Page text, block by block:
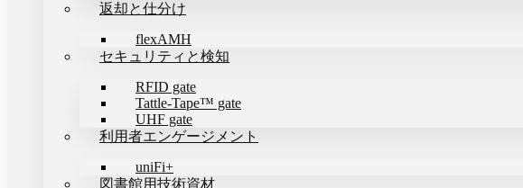
返却と仕分け
flexAMH
セキュリティと検知
RFID gate
Tattle-Tape™ gate
UHF gate
利用者エンゲージメント
uniFi+
図書館用技術資材